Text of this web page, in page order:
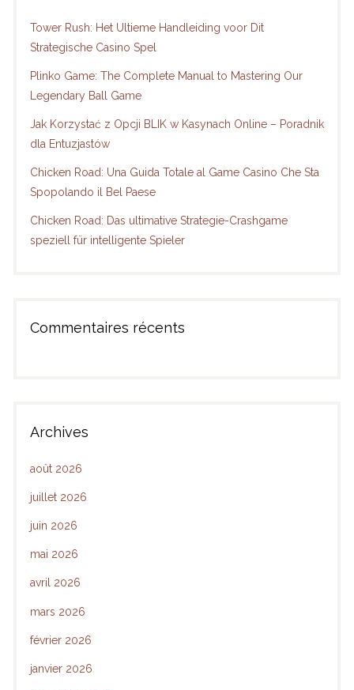
Tower Rush: Het Ultieme Handleiding voor Dit
Strategische Casino Spel
Plinko Game: The Complete Manual to Mastering Our
Legendary Ball Game
Jak Korzystać z Opcji BLIK w Kasynach Online – Poradnik
dla Entuzjastów
Chicken Road: Una Guida Totale al Game Casino Che Sta
Spopolando il Bel Paese
Chicken Road: Das ultimative Strategie-Crashgame
speziell für intelligente Spieler
Commentaires récents
Archives
août 2026
juillet 2026
juin 2026
mai 2026
avril 2026
mars 2026
février 2026
janvier 2026